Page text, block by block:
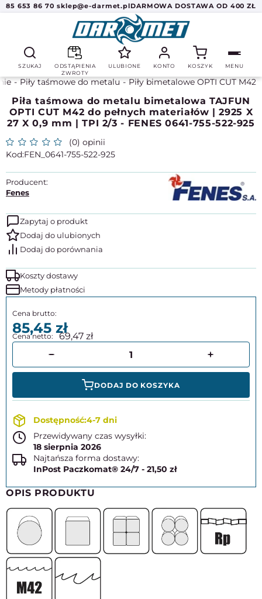
85 653 86 70 sklep@e-darmet.plDARMOWA DOSTAWA OD 400 ZŁ
SZUKAJ
ODSTĄPIENIA
ZWROTY
ULUBIONE KONTO KOSZYK MENU
Piły taśmowe do metalu Piły bimetalowe OPTI CUT M42
Piła taśmowa do metalu bimetalowa TAJFUN
OPTI CUT M42 do pełnych materiałów | 2925 X
27 X 0,9 mm | TPI 2/3 - FENES 0641-755-522-925
(0) opinii
FEN_0641-755-522-925
Producent:
Fenes
Zapytaj o produkt
Koszty dostawy
Metody płatności
85,45 69,47
DODAJ DO KOSZYKA
4-7 dni
Przewidywany czas wysyłki:
18 sierpnia 2026
Najtańsza forma dostawy:
InPost Paczkomat® 24/7 - 21,50 zł
OPIS PRODUKTU